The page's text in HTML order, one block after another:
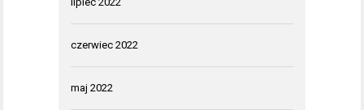
czerwiec 2022
maj 2022